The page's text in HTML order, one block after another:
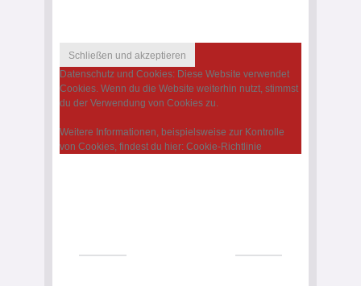
Datenschutz und Cookies: Diese Website verwendet
Cookies. Wenn du die Website weiterhin nutzt, stimmst
du der Verwendung von Cookies zu.
Weitere Informationen, beispielsweise zur Kontrolle
von Cookies, findest du hier: Cookie-Richtlinie